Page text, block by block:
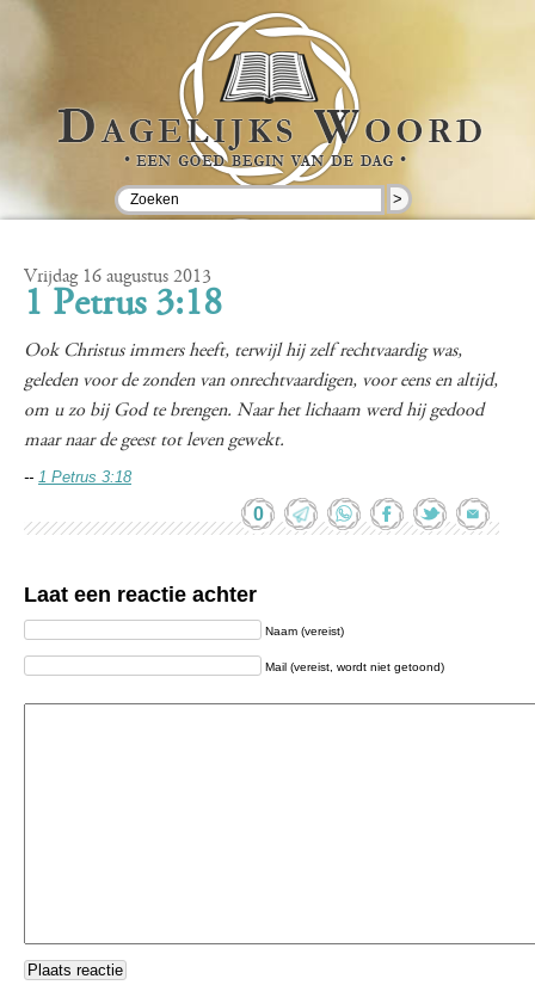
>
Vrijdag 16 augustus 2013
1 Petrus 3:18
Ook Christus immers heeft, terwijl hij zelf rechtvaardig was,
geleden voor de zonden van onrechtvaardigen, voor eens en altijd,
om u zo bij God te brengen. Naar het lichaam werd hij gedood
maar naar de geest tot leven gewekt.
-- 1 Petrus 3:18
0
Laat een reactie achter
Naam (vereist)
Mail (vereist, wordt niet getoond)